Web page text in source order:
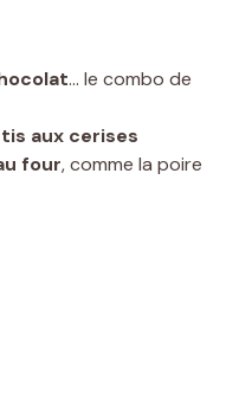
… le combo de
aux cerises
four, comme la poire